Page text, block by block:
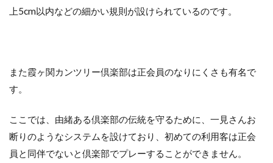
日
オリ
ック
ルフ
目し
よ
上5cm以内などの細かい規則が設けられているのです。
また霞ヶ関カンツリー倶楽部は正会員のなりにくさも有名で
す。
ここでは、由緒ある倶楽部の伝統を守るために、一見さんお
断りのようなシステムを設けており、初めての利用客は正会
員と同伴でないと倶楽部でプレーすることができません。